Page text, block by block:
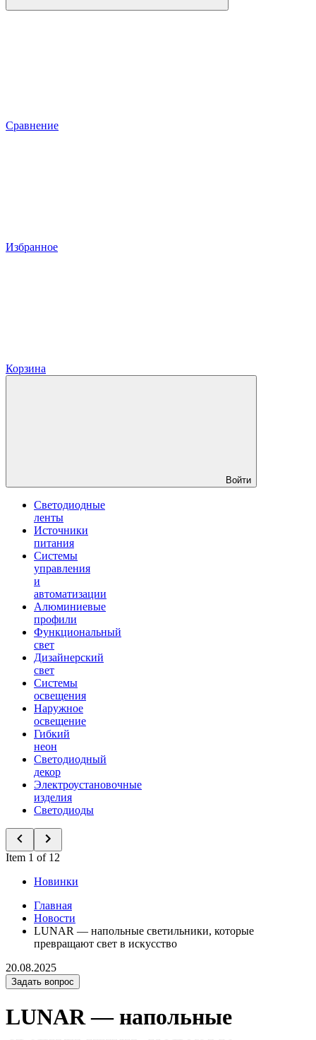
Сравнение
Избранное
Корзина
Войти
Светодиодные
ленты
Источники
питания
Системы
управления
и
автоматизации
Алюминиевые
профили
Функциональный
свет
Дизайнерский
свет
Системы
освещения
Наружное
освещение
Гибкий
неон
Светодиодный
декор
Электроустановочные
изделия
Светодиоды
Item 1 of 12
Новинки
Главная
Новости
LUNAR — напольные светильники, которые
превращают свет в искусство
20.08.2025
Задать вопрос
LUNAR — напольные